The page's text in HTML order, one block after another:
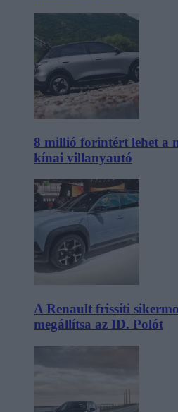
8 millió forintért lehet a
kínai villanyautó
A Renault frissíti
megállítsa az ID. Polót